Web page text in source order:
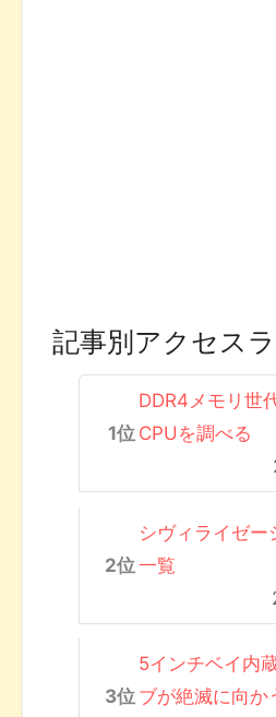
記事別アクセス
DDR4メモリ世
CPUを調べる
シヴィライゼ
一覧
5インチベイ内
ブが絶滅に向か